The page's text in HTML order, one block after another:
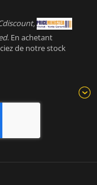
. En achetant
de notre stock